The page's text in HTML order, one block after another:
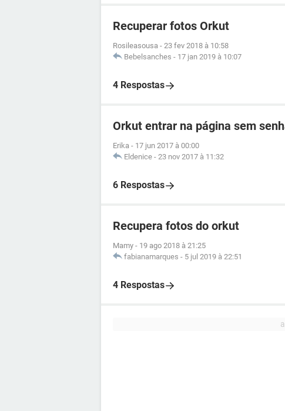
Recuperar fotos Orkut
Rosileasousa - 23 fev 2018 à 10:58
Bebelsanches - 17 jan 2019 à 10:07
4 Respostas
Orkut entrar na página sem
Erika - 17 jun 2017 à 00:00
Eldenice - 23 nov 2017 à 11:32
6 Respostas
Recupera fotos do orkut
Mamy - 19 ago 2018 à 21:25
fabianamarques - 5 jul 2019 à 22:51
4 Respostas